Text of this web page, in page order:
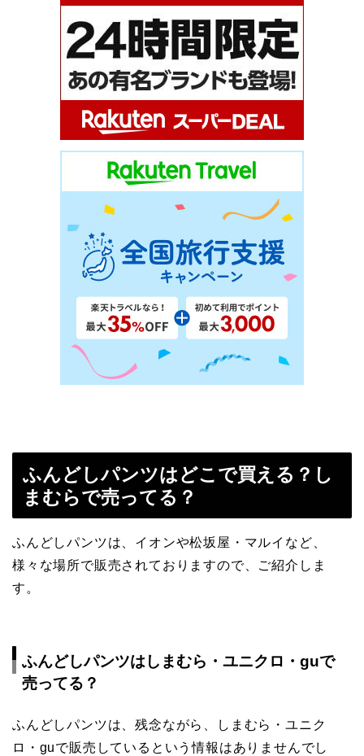
ふんどしパンツはどこで買える？し
まむらで売ってる？
ふんどしパンツは、イオンや松坂屋・マルイなど、
様々な場所で販売されておりますので、ご紹介しま
す。
ふんどしパンツはしまむら・ユニクロ・guで
売ってる？
ふんどしパンツは、残念ながら、しまむら・ユニク
ロ・guで販売しているという情報はありませんでし